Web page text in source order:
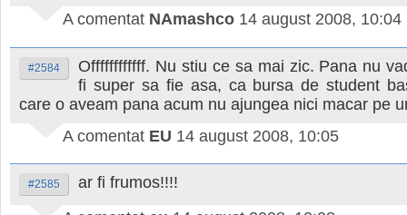
A comentat NAmashco 14 august 2008, 10:04
#2584
Offffffffffff. Nu stiu ce sa mai zic. Pana nu
fi super sa fie asa, ca bursa de student
care o aveam pana acum nu ajungea nici macar pe
A comentat EU 14 august 2008, 10:05
#2585
ar fi frumos!!!!